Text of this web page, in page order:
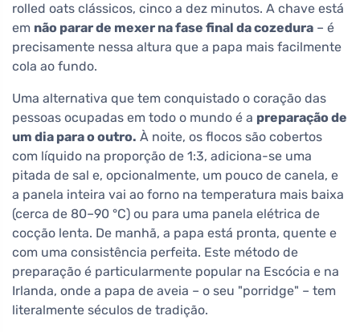
rolled oats clássicos, cinco a dez minutos. A chave está
em não parar de mexer na fase final da cozedura – é
precisamente nessa altura que a papa mais facilmente
cola ao fundo.
Uma alternativa que tem conquistado o coração das
pessoas ocupadas em todo o mundo é a preparação de
um dia para o outro. À noite, os flocos são cobertos
com líquido na proporção de 1:3, adiciona-se uma
pitada de sal e, opcionalmente, um pouco de canela, e
a panela inteira vai ao forno na temperatura mais baixa
(cerca de 80–90 °C) ou para uma panela elétrica de
cocção lenta. De manhã, a papa está pronta, quente e
com uma consistência perfeita. Este método de
preparação é particularmente popular na Escócia e na
Irlanda, onde a papa de aveia – o seu "porridge" – tem
literalmente séculos de tradição.